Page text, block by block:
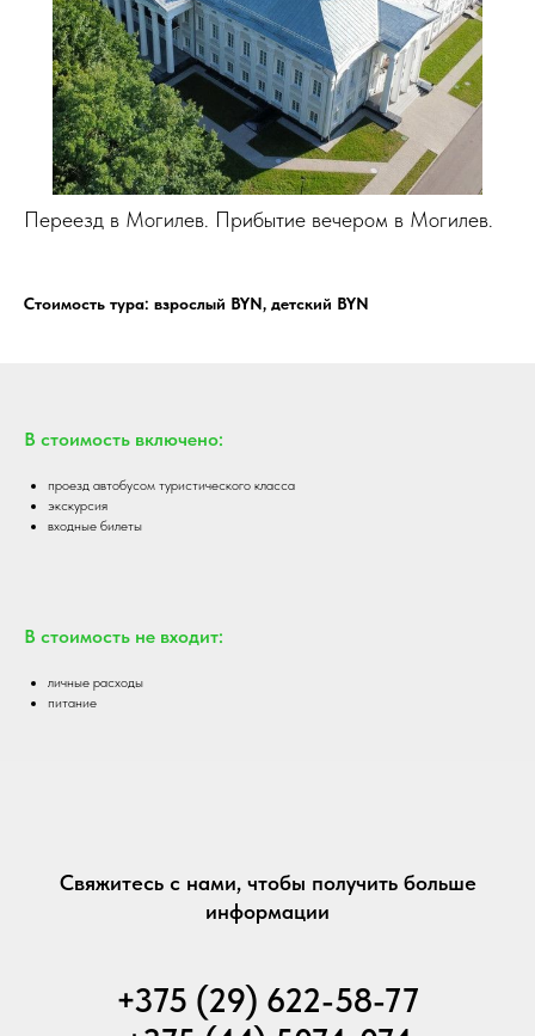
Переезд в Могилев. Прибытие вечером в Могилев.
Стоимость тура: взрослый BYN, детский BYN
В стоимость включено:
проезд автобусом туристического класса
экскурсия
входные билеты
В стоимость не входит:
личные расходы
питание
Свяжитесь с нами, чтобы получить больше
информации
+375 (29) 622-58-77